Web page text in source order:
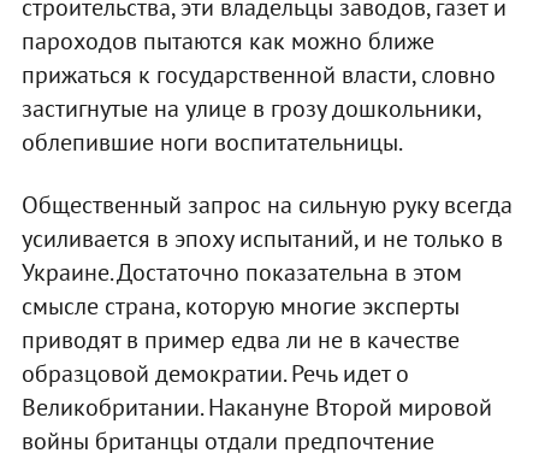
строительства, эти владельцы заводов, газет и
пароходов пытаются как можно ближе
прижаться к государственной власти, словно
застигнутые на улице в грозу дошкольники,
облепившие ноги воспитательницы.
Общественный запрос на сильную руку всегда
усиливается в эпоху испытаний, и не только в
Украине. Достаточно показательна в этом
смысле страна, которую многие эксперты
приводят в пример едва ли не в качестве
образцовой демократии. Речь идет о
Великобритании. Накануне Второй мировой
войны британцы отдали предпочтение